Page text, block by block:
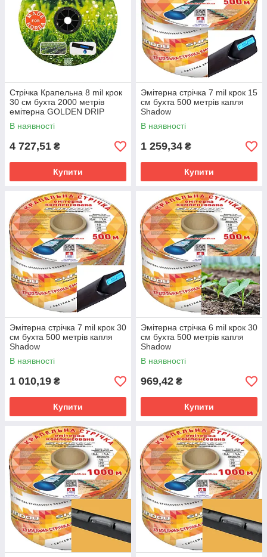
Стрічка Крапельна 8 mil крок
30 см бухта 2000 метрів
емітерна GOLDEN DRIP
В наявності
4 727,51 ₴
Купити
Эмітерна стрічка 7 mil крок 15
см бухта 500 метрів капля
Shadow
В наявності
1 259,34 ₴
Купити
Эмітерна стрічка 7 mil крок 30
см бухта 500 метрів капля
Shadow
В наявності
1 010,19 ₴
Купити
Эмітерна стрічка 6 mil крок 30
см бухта 500 метрів капля
Shadow
В наявності
969,42 ₴
Купити